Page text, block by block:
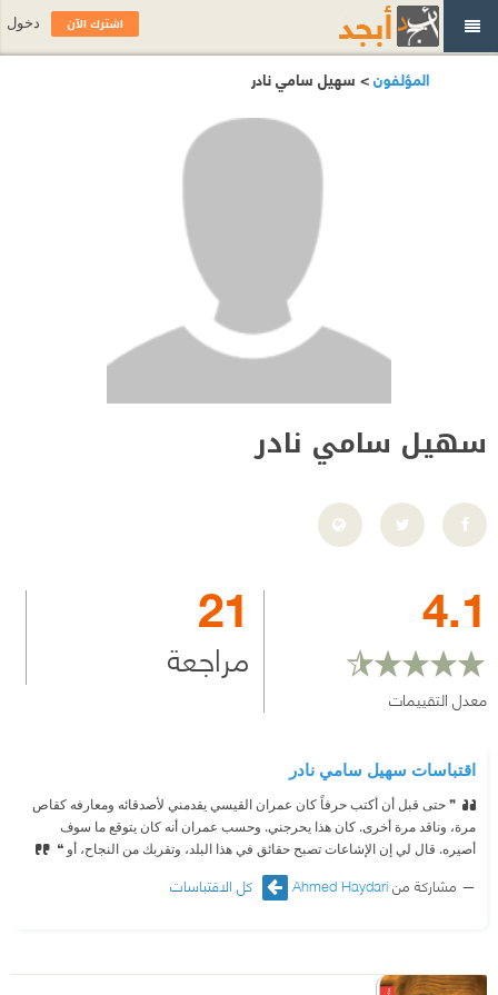
المؤلفون> سهيل سامي نادر
سهيل سامي نادر
4.1
معدل التقييمات
21
مراجعة
اقتباسات سهيل سامي نادر
❞ حتى قبل أن أكتب حرفاً كان عمران القيسي يقدمني لأصدقائه ومعارفه كقاص
مرة، وناقد مرة أخرى. كان هذا يحرجني. وحسب عمران أنه كان يتوقع ما سوف
أصيره. قال لي إن الإشاعات تصبح حقائق في هذا البلد، وتقربك من النجاح، أو ❝
مشاركة منAhmed Haydari كل الاقتباسات
اشترك الآن دخول